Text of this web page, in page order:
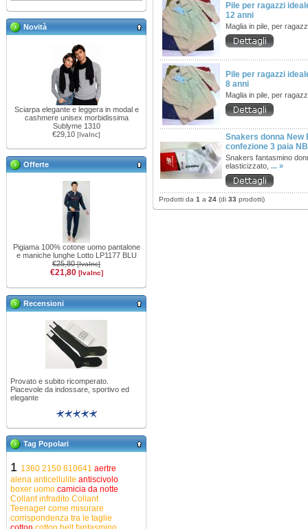
Novità
Sciarpa elegante e leggera in modal e
cashmere unisex morbidissima
Sublyme 1310
€29,10 [IvaInc]
Offerte
Pigiama 100% cotone uomo pantalone
e maniche lunghe Lotto LP1177 BLU
€25,80[IvaInc]
€21,80 [IvaInc]
Recensioni
Provato e subito ricomperato.
Piacevole da indossare, sportivo ed
elegante
Tag Popolari
1 1360 2150 610641 aertre
alena anticellulite antiscivolo
boxer uomo camicia da notte
Collant infradito Collant
Teenager come misurare
corrispondenza tra le taglie
Pile per ragazzi
12 anni
Maglia in pile, per
Pile per ragazzi
8 anni
Maglia in pile, per
Snakers donna New
confezione 3 paia
Snakers fantasmino
elasticizzato, ... »
Prodotti da 1 a 24 (di 33 prodotti)